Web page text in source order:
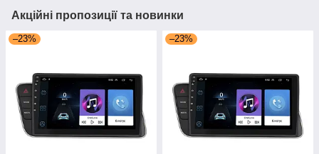
Акційні пропозиції та новинки
–23% –23%